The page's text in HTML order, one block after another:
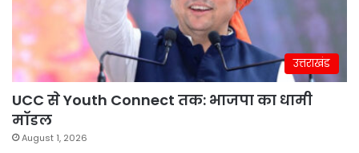
उत्तराखंड
UCC से Youth Connect तक: भाजपा का धामी
मॉडल
August 1, 2026